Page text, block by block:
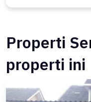
Properti
properti ini